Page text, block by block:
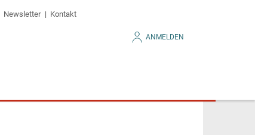
Newsletter Kontakt
ANMELDEN